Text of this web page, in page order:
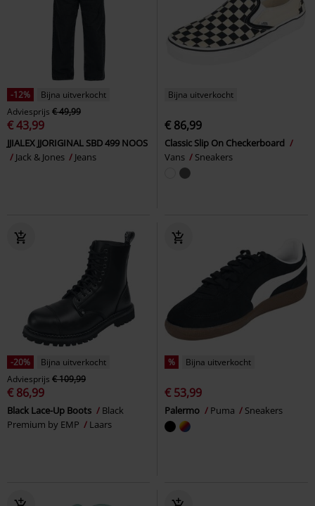
-12%
Bijna uitverkocht
Adviesprijs € 49,99
€ 43,99
JJIALEX JJORIGINAL SBD 499 NOOS
Jack & Jones
Jeans
Bijna uitverkocht
€ 86,99
Classic Slip On Checkerboard
Vans
Sneakers
-20%
Bijna uitverkocht
Adviesprijs € 109,99
€ 86,99
Black Lace-Up Boots
Black
Premium by EMP
Laars
% Bijna uitverkocht
€ 53,99
Palermo Puma Sneakers